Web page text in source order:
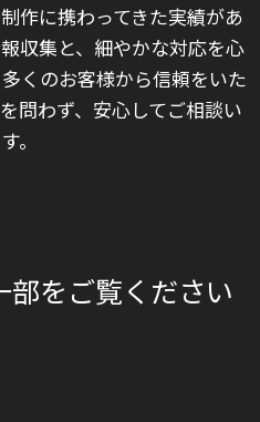
作に携わってきた実績があ
収集と、細やかな対応を心
くのお客様から信頼をいた
問わず、安心してご相談い
。
をご覧ください